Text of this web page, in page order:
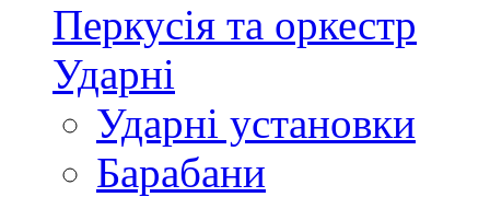
Перкусія та оркестр
Ударні
Ударні установки
Барабани